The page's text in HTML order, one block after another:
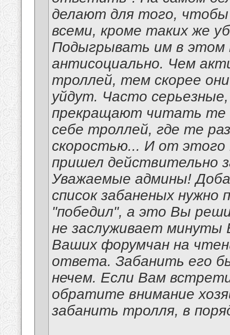
делают для того, чтобы
всеми, кроме таких же
Подыгрывать им в этом
антисоциально. Чем
троллей, тем скорее
уйдут. Часто
прекращают читать те
себе троллей, где те
скоростью... И от
пришел действительно
Уважаемые админы!
список забаненых
"победил", а это Вы
не заслуживает минуты
Ваших форумчан на
ответа. Забанить его
нечем. Если Вам
обратите внимание
забанить тролля, в